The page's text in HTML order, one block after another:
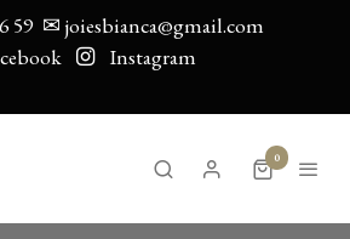
59 ✉ joiesbianca@gmail.com
Instagram
0